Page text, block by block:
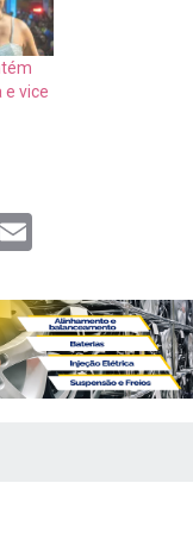
vice